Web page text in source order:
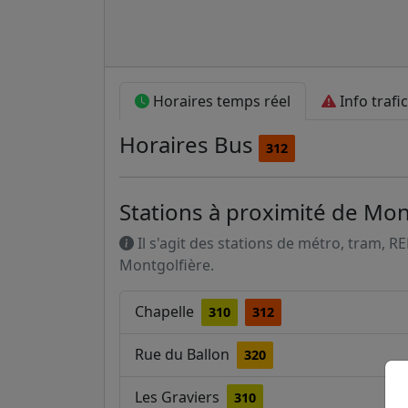
Horaires temps réel Info trafic
Horaires Bus 312
Stations à proximité de
Il s'agit des stations de métro, tram,
Montgolfière.
Chapelle 310 312
Rue du Ballon 320
Les Graviers 310